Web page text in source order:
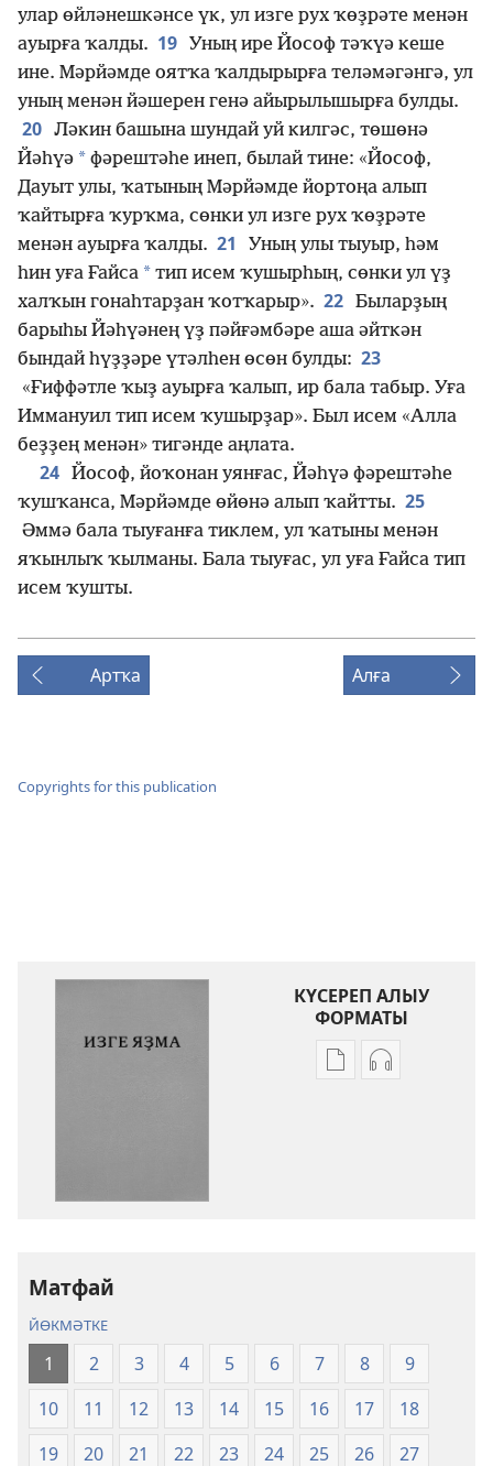
улар өйләнешкәнсе үк, ул изге рух ҡөҙрәте менән
ауырға ҡалды. 19
Уның ире Йософ тәҡүә кеше
ине. Мәрйәмде оятҡа ҡалдырырға теләмәгәнгә, ул
уның менән йәшерен генә айырылышырға булды.
20 Ләкин башына шундай уй килгәс, төшөнә
Йәһүә * фәрештәһе инеп, былай тине: «Йософ,
Дауыт улы, ҡатының Мәрйәмде йортоңа алып
ҡайтырға ҡурҡма, сөнки ул изге рух ҡөҙрәте
менән ауырға ҡалды. 21
Уның улы тыуыр, һәм
һин уға Ғайса * тип исем ҡушырһың, сөнки ул үҙ
халҡын гонаһтарҙан ҡотҡарыр». 22 Быларҙың
барыһы Йәһүәнең үҙ пәйғәмбәре аша әйткән
бындай һүҙҙәре үтәлһен өсөн булды: 23
«Ғиффәтле ҡыҙ ауырға ҡалып, ир бала табыр. Уға
Иммануил тип исем ҡушырҙар». Был исем «Алла
беҙҙең менән» тигәнде аңлата.
24 Йософ, йоҡонан уянғас, Йәһүә фәрештәһе
ҡушҡанса, Мәрйәмде өйөнә алып ҡайтты. 25
Әммә бала тыуғанға тиклем, ул ҡатыны менән
яҡынлыҡ ҡылманы. Бала тыуғас, ул уға Ғайса тип
исем ҡушты.
Артҡа Алға
Copyrights for this publication
КҮСЕРЕП АЛЫУ
ФОРМАТЫ
Баҫмаларҙы
Матфай
ЙӨКМӘТКЕ
1 2 3 4 5 6 7 8
9
10
11 12 13 14 15 16 17
18
19
20 21 22 23 24 25 26
27